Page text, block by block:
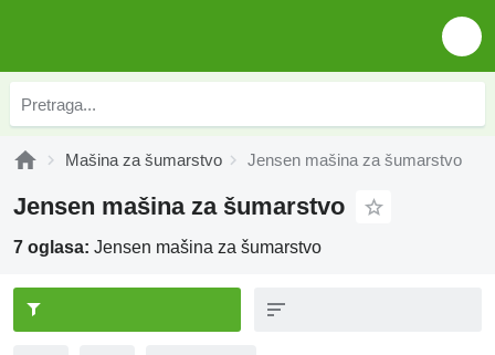
Mašina za šumarstvo Jensen mašina za šumarstvo
Jensen mašina za šumarstvo
7 oglasa: Jensen mašina za šumarstvo